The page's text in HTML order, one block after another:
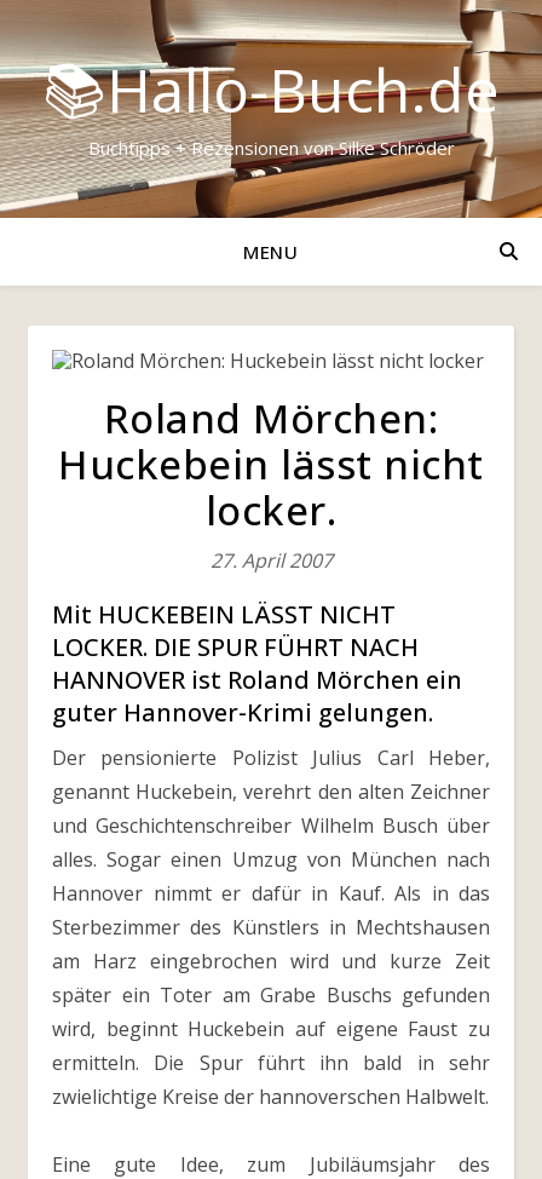
📚Hallo-Buch.de
Buchtipps + Rezensionen von Silke Schröder
MENU
Roland Mörchen:
Huckebein lässt nicht
locker.
27. April 2007
Mit HUCKEBEIN LÄSST NICHT
LOCKER. DIE SPUR FÜHRT NACH
HANNOVER ist Roland Mörchen ein
guter Hannover-Krimi gelungen.
Der pensionierte Polizist Julius Carl Heber,
genannt Huckebein, verehrt den alten Zeichner
und Geschichtenschreiber Wilhelm Busch über
alles. Sogar einen Umzug von München nach
Hannover nimmt er dafür in Kauf. Als in das
Sterbezimmer des Künstlers in Mechtshausen
am Harz eingebrochen wird und kurze Zeit
später ein Toter am Grabe Buschs gefunden
wird, beginnt Huckebein auf eigene Faust zu
ermitteln. Die Spur führt ihn bald in sehr
zwielichtige Kreise der hannoverschen Halbwelt.
Eine gute Idee, zum Jubiläumsjahr des